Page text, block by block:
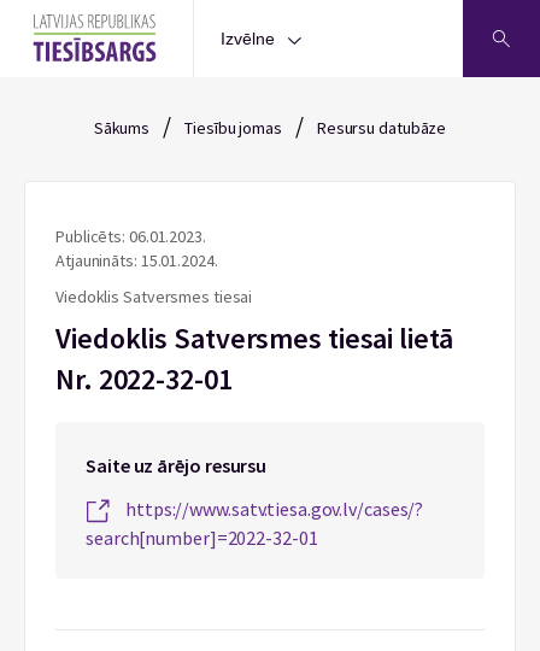
Izvēlne
Sākums / Tiesību jomas / Resursu datubāze
Publicēts: 06.01.2023.
Atjaunināts: 15.01.2024.
Viedoklis Satversmes tiesai
Viedoklis Satversmes tiesai lietā
Nr. 2022-32-01
Saite uz ārējo resursu
https://www.satv.tiesa.gov.lv/cases/?
search[number]=2022-32-01